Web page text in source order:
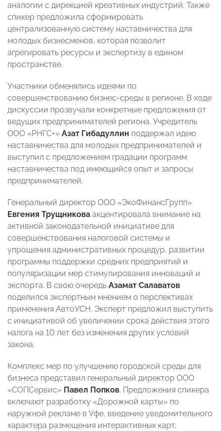
аналогии с дирекцией креативных индустрий. Также
спикер предложила сформировать
централизованную систему наставничества для
молодых бизнесменов, которая позволит
агрегировать ресурсы и экспертизу в едином
пространстве.
Участники обменялись идеями по
совершенствованию бизнес‑среды в регионе. В ходе
дискуссии прозвучали конкретные предложения от
ведущих предпринимателей региона. Учредитель
ООО «РНГС+» Азат Гибадуллин поддержал идею
наставничества для молодых предпринимателей и
выступил с предложением градации программ
наставничества под имеющийся опыт и запросы
предпринимателей.
Генеральный директор ООО «ЭкоФинансГрупп»
Евгения Трущникова акцентировала внимание на
активной законодательной инициативе для
совершенствования налоговой системы и
упрощения административных процедур, развитии
программы поддержки средних предприятий и
популяризации мер стимулирования инноваций и
экспорта. В свою очередь Азамат Салаватов
поделился экспертным мнением о перспективах
применения АвтоУСН. Эксперт предложил выступить
с инициативой об увеличении срока действия этого
налога на 10 лет без изменения других условий
закона.
Комплекс мер по улучшению городской среды для
бизнеса представил генеральный директор ООО
«СОПСервис» Павел Попков. Предложения спикера
включают разработку «Дорожной карты» по
наружной рекламе в Уфе, введение уведомительного
характера размещения интерактивных карт,